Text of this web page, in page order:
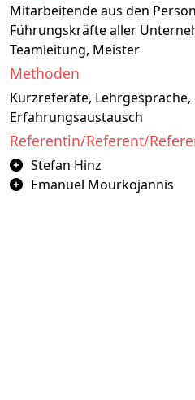
Mitarbeitende aus den
Führungskräfte aller
Teamleitung, Meister
Methoden
Kurzreferate, Lehrgespräche,
Erfahrungsaustausch
Referentin/Referent/
Stefan Hinz
Emanuel Mourkojannis